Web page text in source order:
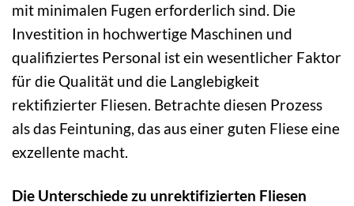
mit minimalen Fugen erforderlich sind. Die
Investition in hochwertige Maschinen und
qualifiziertes Personal ist ein wesentlicher Faktor
für die Qualität und die Langlebigkeit
rektifizierter Fliesen. Betrachte diesen Prozess
als das Feintuning, das aus einer guten Fliese eine
exzellente macht.
Die Unterschiede zu unrektifizierten Fliesen